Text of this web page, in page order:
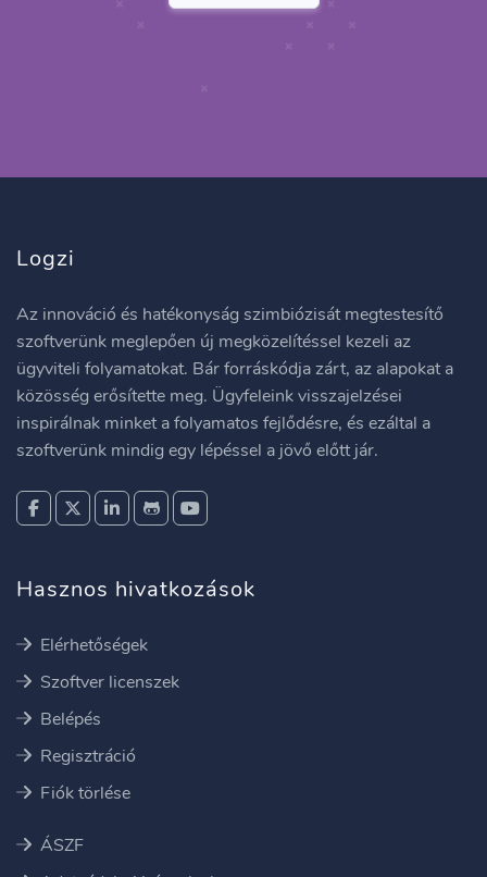
Logzi
Az innováció és hatékonyság szimbiózisát megtestesítő
szoftverünk meglepően új megközelítéssel kezeli az
ügyviteli folyamatokat. Bár forráskódja zárt, az alapokat a
közösség erősítette meg. Ügyfeleink visszajelzései
inspirálnak minket a folyamatos fejlődésre, és ezáltal a
szoftverünk mindig egy lépéssel a jövő előtt jár.
Hasznos hivatkozások
Elérhetőségek
Szoftver licenszek
Belépés
Regisztráció
Fiók törlése
ÁSZF